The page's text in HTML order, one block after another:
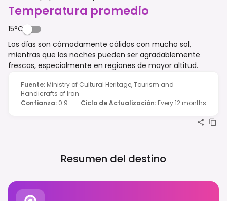
Temperatura promedio
15°C
Los días son cómodamente cálidos con mucho sol,
mientras que las noches pueden ser agradablemente
frescas, especialmente en regiones de mayor altitud.
Fuente: Ministry of Cultural Heritage, Tourism and
Handicrafts of Iran
Confianza: 0.9 Ciclo de Actualización: Every 12 months
Resumen del destino